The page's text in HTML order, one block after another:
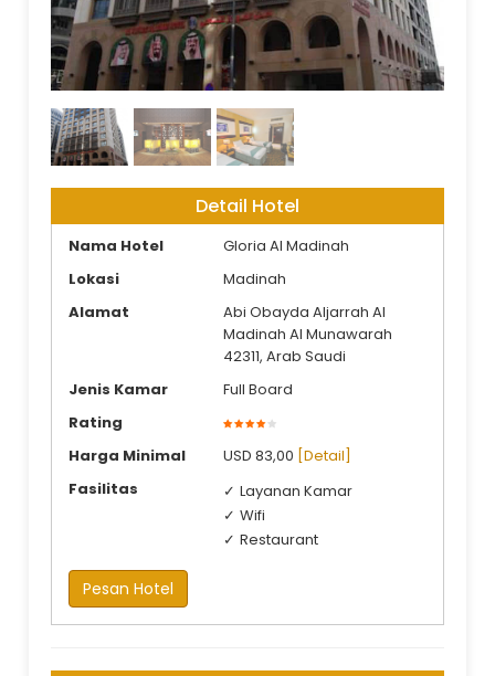
Detail Hotel
Nama Hotel
Gloria Al Madinah
Lokasi
Madinah
Alamat
Abi Obayda Aljarrah Al
Madinah Al Munawarah
42311, Arab Saudi
Jenis Kamar
Full Board
Rating
Harga Minimal
USD 83,00 [Detail]
Fasilitas
Layanan Kamar
Wifi
Restaurant
Pesan Hotel